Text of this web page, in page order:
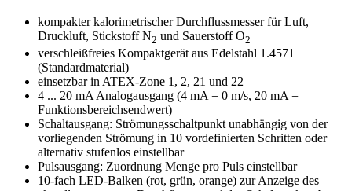
kompakter kalorimetrischer Durchflussmesser für Luft,
Druckluft, Stickstoff N2 und Sauerstoff O2
verschleißfreies Kompaktgerät aus Edelstahl 1.4571
(Standardmaterial)
einsetzbar in ATEX-Zone 1, 2, 21 und 22
4 ... 20 mA Analogausgang (4 mA = 0 m/s, 20 mA =
Funktionsbereichsendwert)
Schaltausgang: Strömungsschaltpunkt unabhängig von der
vorliegenden Strömung in 10 vordefinierten Schritten oder
alternativ stufenlos einstellbar
Pulsausgang: Zuordnung Menge pro Puls einstellbar
10-fach LED-Balken (rot, grün, orange) zur Anzeige des